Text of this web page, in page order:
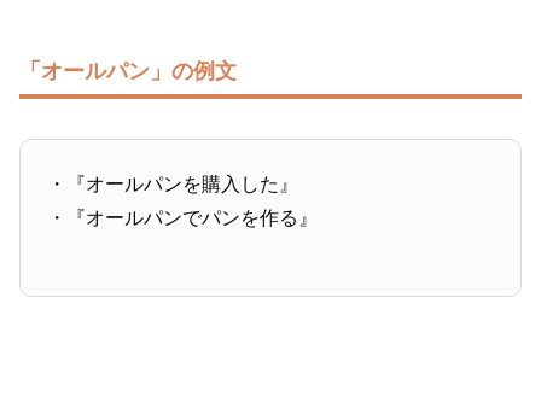
「オールパン」の例文
・『オールパンを購入した』
・『オールパンでパンを作る』